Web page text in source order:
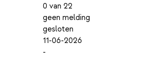
0 van 22
geen melding
gesloten
11-06-2026
-